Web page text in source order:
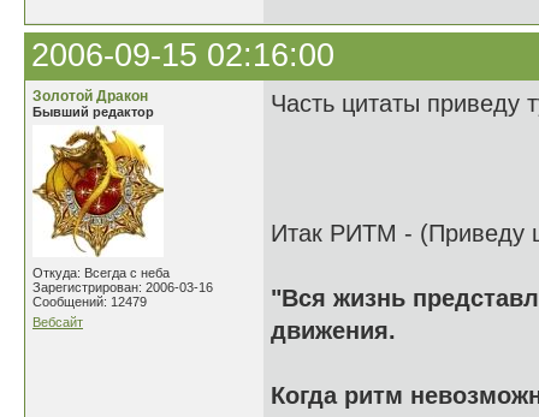
2006-09-15 02:16:00
Золотой Дракон
Бывший редактор
Откуда: Всегда с неба
Зарегистрирован: 2006-03-16
Сообщений: 12479
Вебсайт
Часть цитаты приведу
Итак РИТМ - (Приведу
"Вся жизнь
движения.
Когда ритм